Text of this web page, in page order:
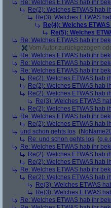
Re: Welches ETWAS hab ihr
Re(2): Welches ETWAS hab
Re(3): Welches ETWAS
Re(4): Welches
Re(5): Welches
Re: Welches ETWAS hab ihr
Vom Autor zurückgezogen
Re: Welches ETWAS hab ihr
Re: Welches ETWAS hab ihr
Re: Welches ETWAS hab ihr
Re(2): Welches ETWAS hab
Re(2): Welches ETWAS hab
Re(2): Welches ETWAS hab
Re(3): Welches ETWAS
Re(2): Welches ETWAS hab
Re: Welches ETWAS hab ihr
Re(2): Welches ETWAS hab
und schon gehts los (
Re: und schon gehts los (
Re: Welches ETWAS hab ihr
Re(2): Welches ETWAS hab
Re(2): Welches ETWAS hab
Re: Welches ETWAS hab ihr
Re(2): Welches ETWAS hab
Re(3): Welches ETWAS
Re(3): Welches ETWAS
Re: Welches ETWAS hab ihr